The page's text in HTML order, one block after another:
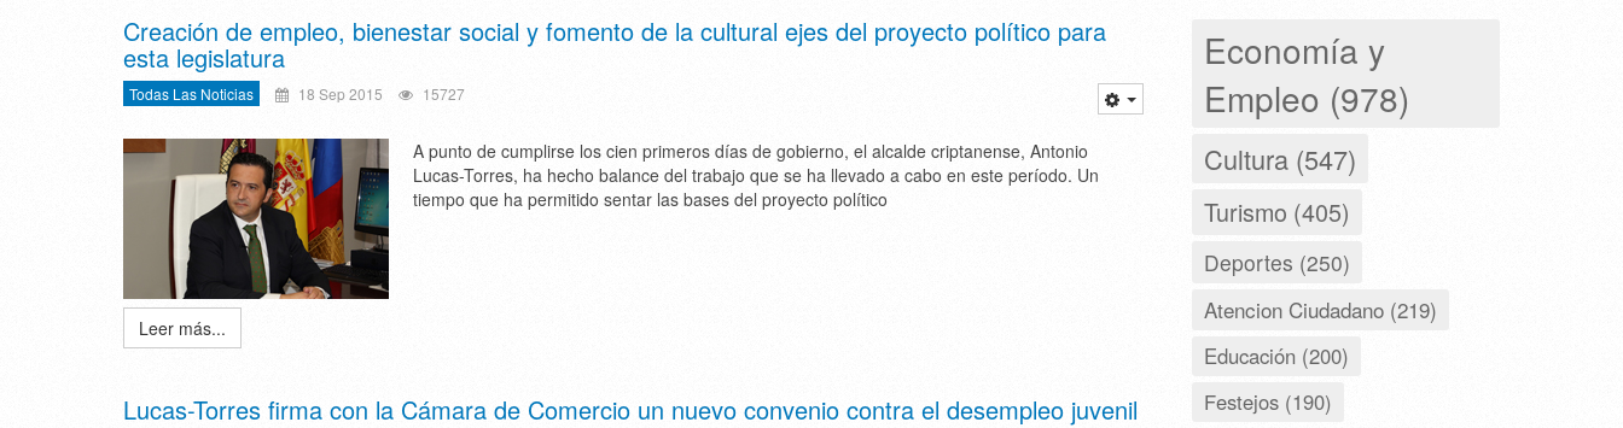
Creación de empleo, bienestar social y fomento de la cultural ejes del proyecto político para
esta legislatura
Todas Las Noticias 18 Sep 2015 15727
A punto de cumplirse los cien primeros días de gobierno, el alcalde criptanense, Antonio
Lucas-Torres, ha hecho balance del trabajo que se ha llevado a cabo en este período. Un
tiempo que ha permitido sentar las bases del proyecto político
Leer más...
Lucas-Torres firma con la Cámara de Comercio un nuevo convenio contra el desempleo juvenil
Economía y
Empleo (978)
Cultura (547)
Turismo (405)
Deportes (250)
Atencion Ciudadano (219)
Educación (200)
Festejos (190)